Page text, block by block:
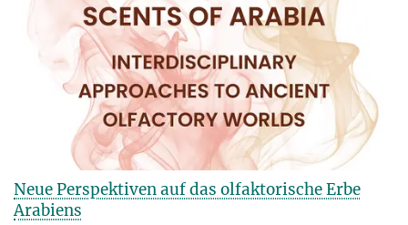
Neue Perspektiven auf das olfaktorische Erbe
Arabiens